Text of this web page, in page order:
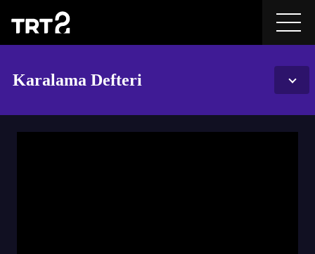
Karalama Defteri